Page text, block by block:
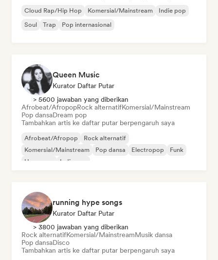
Cloud Rap/Hip Hop Komersial/Mainstream
Indie pop
Soul
Trap Pop internasional
Queen Music
Kurator Daftar Putar
> 5600 jawaban yang diberikan
Afrobeat/AfropopRock alternatifKomersial/Mainstream
Pop dansaDream pop
Tambahkan artis ke daftar putar berpengaruh saya
Afrobeat/Afropop
Rock alternatif
Komersial/Mainstream
Pop dansa Electropop
Funk
Hyperpop
Indie pop
running hype songs
Kurator Daftar Putar
> 3800 jawaban yang diberikan
Rock alternatifKomersial/MainstreamMusik dansa
Pop dansaDisco
Tambahkan artis ke daftar putar berpengaruh saya